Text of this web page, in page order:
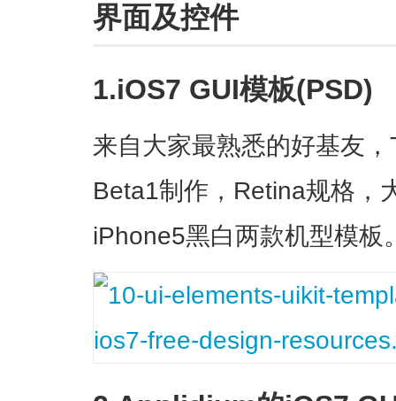
界面及控件
1.iOS7 GUI模板(PSD)
来自大家最熟悉的好基友
Beta1制作，Retina规格，
iPhone5黑白两款机型模板